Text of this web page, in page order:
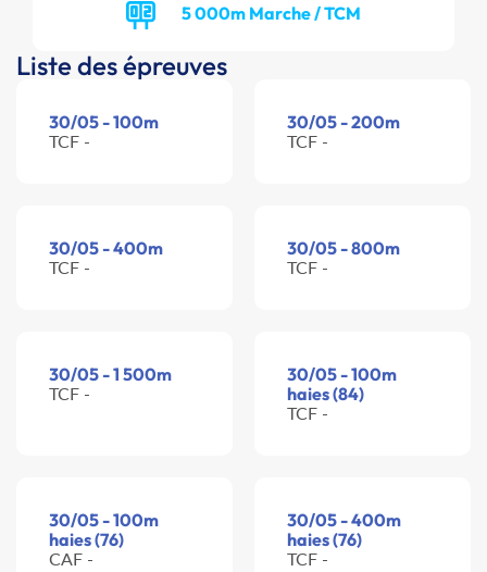
5 000m Marche / TCM
Liste des épreuves
30/05 - 100m
TCF -
30/05 - 200m
TCF -
30/05 - 400m
TCF -
30/05 - 800m
TCF -
30/05 - 1 500m
TCF -
30/05 - 100m
haies (84)
TCF -
30/05 - 100m
haies (76)
CAF -
30/05 - 400m
haies (76)
TCF -